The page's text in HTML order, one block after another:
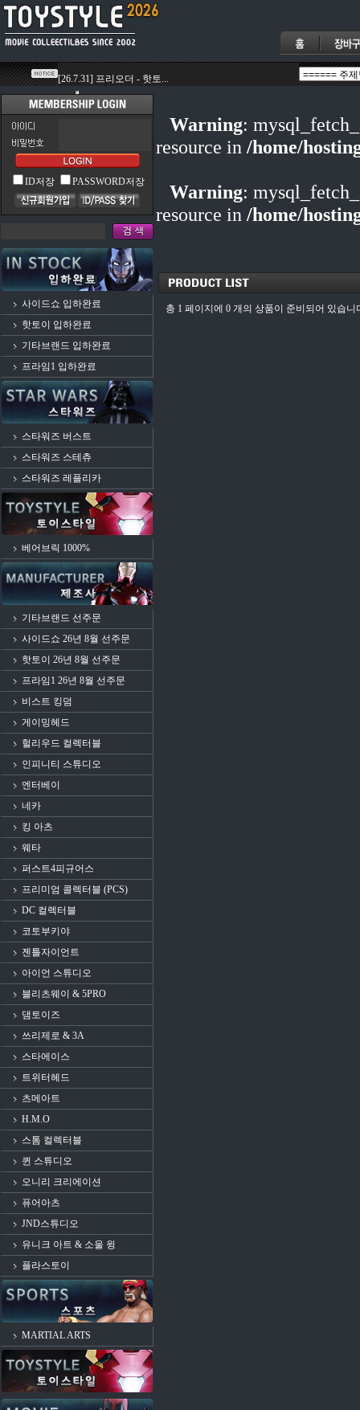
ID저장 PASSWORD저장
사이드쇼 입하완료
핫토이 입하완료
기타브랜드 입하완료
프라임1 입하완료
스타워즈 버스트
스타워즈 스테츄
스타워즈 레플리카
베어브릭 1000%
기타브랜드 선주문
사이드쇼 26년 8월 선주문
핫토이 26년 8월 선주문
프라임1 26년 8월 선주문
비스트 킹덤
게이밍헤드
헐리우드 컬렉터블
인피니티 스튜디오
엔터베이
네카
킹 아츠
웨타
퍼스트4피규어스
프리미엄 콜렉터블 (PCS)
DC 컬렉터블
코토부키야
젠틀자이언트
아이언 스튜디오
블리츠웨이 & 5PRO
댐토이즈
쓰리제로 & 3A
스타에이스
트위터헤드
츠메아트
H.M.O
스톰 컬렉터블
퀸 스튜디오
오니리 크리에이션
퓨어아츠
JND스튜디오
유니크 아트 & 소울 윙
플라스토이
MARTIAL ARTS
Warning:
resource in /home/
Warning:
resource in /home/
총 1 페이지에 0 개의 상품이 준비되어 있습니